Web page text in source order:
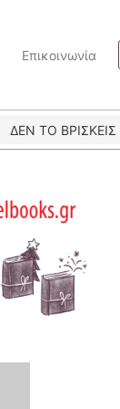
Επικοινωνία
ΔΕΝ ΤΟ